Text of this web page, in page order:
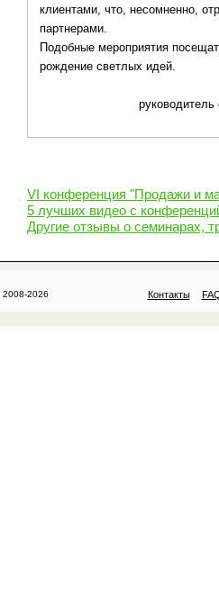
клиентами, что, несомненно,
партнерами.
Подобные мероприятия
рождение светлых идей.
VI конференция "Продажи и
5 лучших видео с
Другие отзывы о семинарах,
2008-2026 Контакты